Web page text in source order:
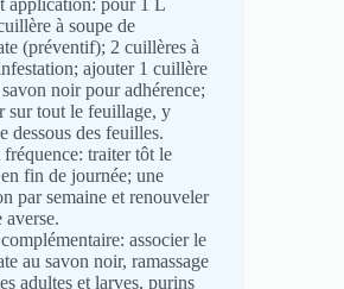
application: pour 1 L
à soupe de
(préventif); 2 cuillères à
ajouter 1 cuillère
noir pour adhérence;
sur tout le feuillage, y
dessous des feuilles.
traiter tôt le
fin de journée; une
par semaine et renouveler
averse.
associer le
au savon noir, ramassage
adultes et larves, purins